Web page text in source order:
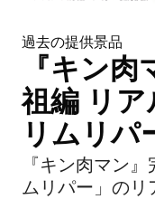
過去の提供景品
『キン
祖編 リ
リムリパ
『キン肉マン
ムリパー」のリ